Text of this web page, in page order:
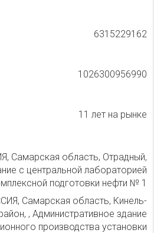
6315229162
1026300956990
11 лет на рынке
Самарская область, Отрадный,
с центральной лабораторией
подготовки нефти № 1
Самарская область, Кинель-
, Административное здание
производства установки